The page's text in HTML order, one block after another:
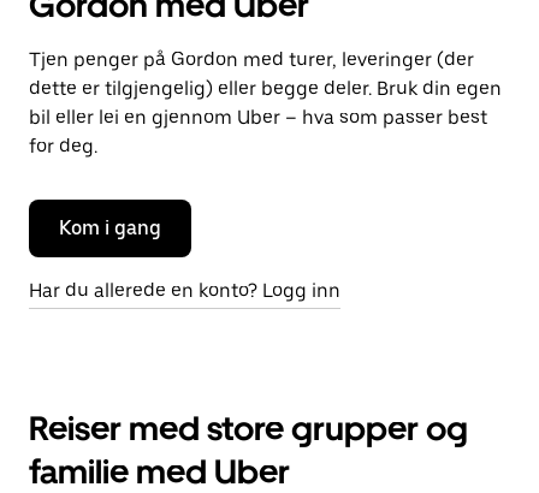
Tjen penger på Gordon med turer, leveringer (der
dette er tilgjengelig) eller begge deler. Bruk din egen
bil eller lei en gjennom Uber – hva som passer best
for deg.
Kom i gang
Har du allerede en konto? Logg inn
Reiser med store grupper og
familie med Uber